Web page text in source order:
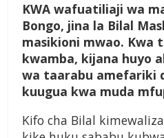
KWA wafuatiliaji wa
Bongo, jina la Bilal
masikioni mwao. Kwa
kwamba, kijana huyo
wa taarabu amefariki
kuugua kwa muda
Kifo cha Bilal